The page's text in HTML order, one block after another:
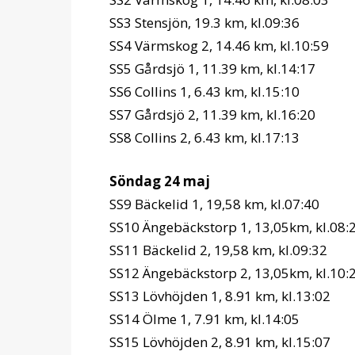
SS3 Stensjön, 19.3 km, kl.09:36
SS4 Värmskog 2, 14.46 km, kl.10:59
SS5 Gårdsjö 1, 11.39 km, kl.14:17
SS6 Collins 1, 6.43 km, kl.15:10
SS7 Gårdsjö 2, 11.39 km, kl.16:20
SS8 Collins 2, 6.43 km, kl.17:13
Söndag 24 maj
SS9 Bäckelid 1, 19,58 km, kl.07:40
SS10 Ängebäckstorp 1, 13,05km,
SS11 Bäckelid 2, 19,58 km, kl.09:32
SS12 Ängebäckstorp 2, 13,05km,
SS13 Lövhöjden 1, 8.91 km, kl.13:02
SS14 Ölme 1, 7.91 km, kl.14:05
SS15 Lövhöjden 2, 8.91 km, kl.15:07